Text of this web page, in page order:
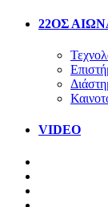
22ΟΣ
VIDEO